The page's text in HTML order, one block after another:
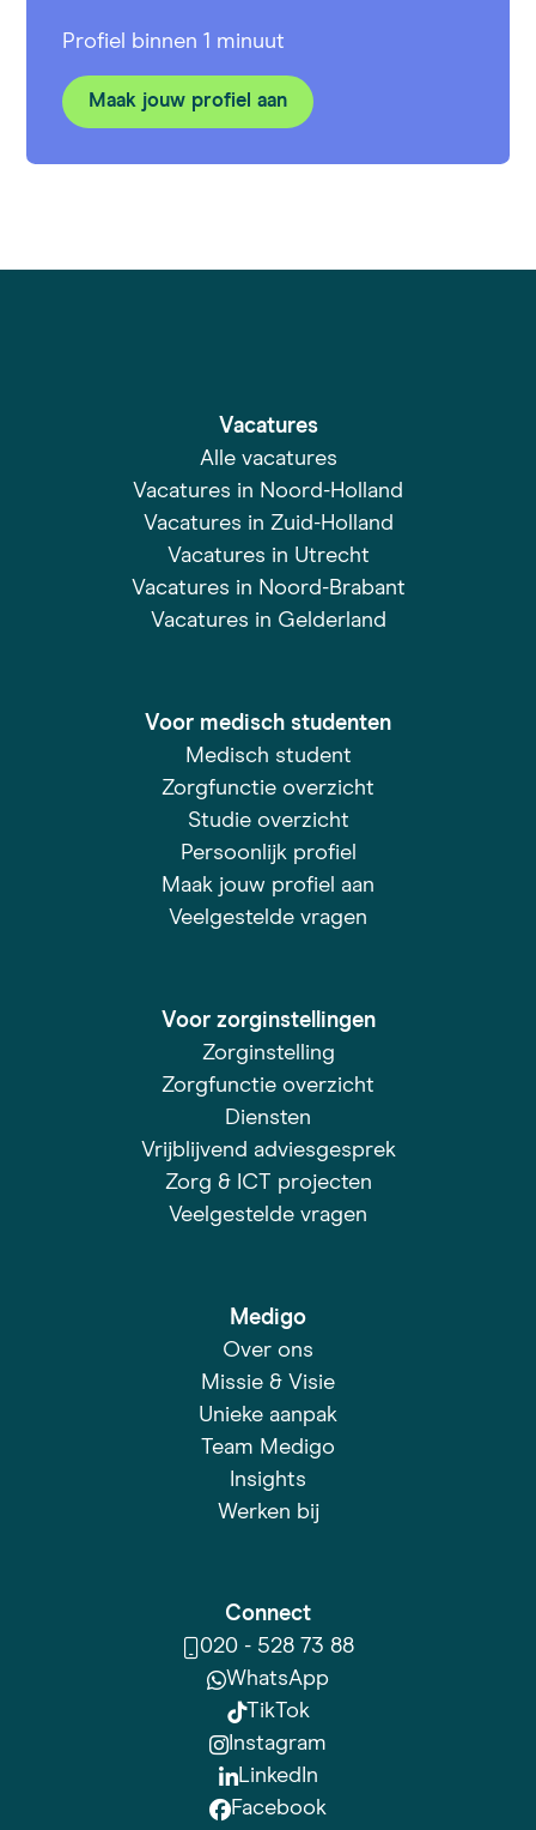
Profiel binnen 1 minuut
Maak jouw profiel aan
Vacatures
Alle vacatures
Vacatures in Noord-Holland
Vacatures in Zuid-Holland
Vacatures in Utrecht
Vacatures in Noord-Brabant
Vacatures in Gelderland
Voor medisch studenten
Medisch student
Zorgfunctie overzicht
Studie overzicht
Persoonlijk profiel
Maak jouw profiel aan
Veelgestelde vragen
Voor zorginstellingen
Zorginstelling
Zorgfunctie overzicht
Diensten
Vrijblijvend adviesgesprek
Zorg & ICT projecten
Veelgestelde vragen
Medigo
Over ons
Missie & Visie
Unieke aanpak
Team Medigo
Insights
Werken bij
Connect
020 - 528 73 88
WhatsApp
TikTok
Instagram
LinkedIn
Facebook